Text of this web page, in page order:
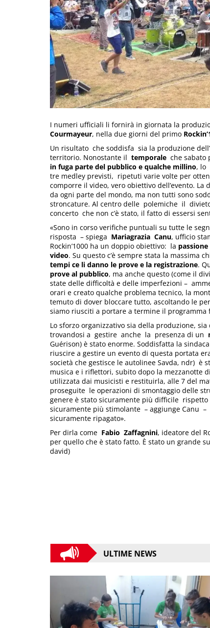
I numeri ufficiali li fornirà in giornata la
Courmayeur, nella due giorni del primo
Un risultato che soddisfa sia la produzione
territorio. Nonostante il temporale che sabato
in fuga parte del pubblico e qualche millino, lo
tre medley previsti, ripetuti varie volte per
comporre il video, vero obiettivo dell’evento. La
da ogni parte del mondo, ma non tutti sono
stroncature. Al centro delle polemiche il
concerto che non c’è stato, il fatto di essersi
«Sono in corso verifiche puntuali su tutte le
risposta – spiega Mariagrazia Canu, ufficio
Rockin’1000 ha un doppio obiettivo: la passione
video. Su questo c’è sempre stata la massima
tempi ce li danno le prove e la registrazione.
prove al pubblico, ma anche questo (come il
state delle difficoltà e delle imperfezioni –
orari e creato qualche problema tecnico, la
temuto di dover bloccare tutto, ascoltando le
siamo riusciti a portare a termine il programma
Lo sforzo organizzativo sia della produzione,
trovandosi a gestire anche la presenza di un
Guérison) è stato enorme. Soddisfatta la sindaca
riuscire a gestire un evento di questa portata
società che gestisce le autolinee Savda, ndr) è
musica e i riflettori, subito dopo la mezzanotte
utilizzata dai musicisti e restituirla, alle 7 del
proseguite le operazioni di smontaggio delle
genere è stato sicuramente più difficile
sicuramente più stimolante – aggiunge Canu –
sicuramente ripagato».
Per dirla come Fabio Zaffagnini, ideatore del
per quello che è stato fatto. È stato un grande
david)
ULTIME NEWS